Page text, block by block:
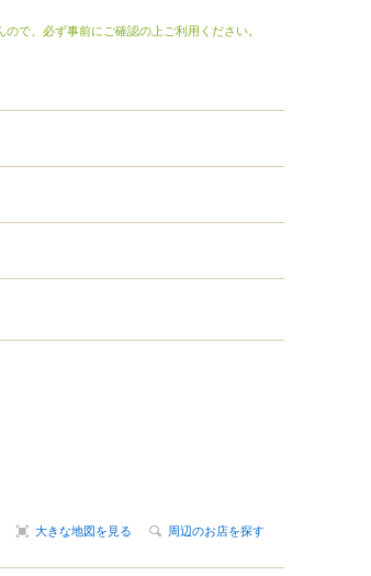
で、必ず事前にご確認の上ご利用ください。
大きな地図を見る 周辺のお店を探す